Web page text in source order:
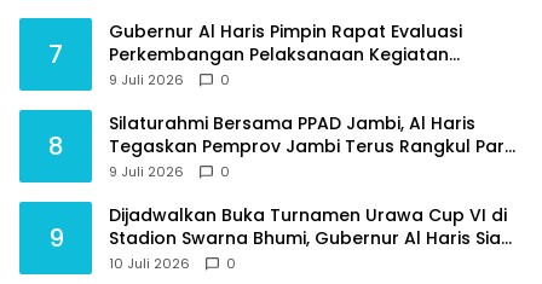
7
Gubernur Al Haris Pimpin Rapat Evaluasi
Perkembangan Pelaksanaan Kegiatan
Pembangunan Triwulan II TA 2026
9 Juli 2026 0
8
Silaturahmi Bersama PPAD Jambi, Al Haris
Tegaskan Pemprov Jambi Terus Rangkul Para
Purnawirawan
9 Juli 2026 0
9
Dijadwalkan Buka Turnamen Urawa Cup VI di
Stadion Swarna Bhumi, Gubernur Al Haris Siap
Berlaga Lawan Tim Urawa
10 Juli 2026 0